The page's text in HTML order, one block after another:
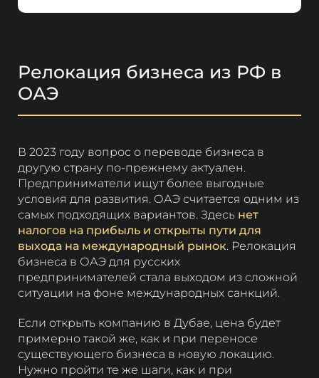
Релокация бизнеса из РФ в
ОАЭ
В 2023 году вопрос о переводе бизнеса в
другую страну по-прежнему актуален.
Предприниматели ищут более выгодные
условия для развития. ОАЭ считается одним из
самых подходящих вариантов. Здесь нет
налогов на прибыль и открыты пути для
выхода на международный рынок. Релокация
бизнеса в ОАЭ для русских
предпринимателей стала выходом из сложной
ситуации на фоне международных санкций.
Если открыть компанию в Дубае, цена будет
примерно такой же, как и при переносе
существующего бизнеса в новую локацию.
Нужно пройти те же шаги, как и при